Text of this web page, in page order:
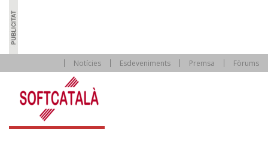
Notícies Esdeveniments Premsa Fòrums